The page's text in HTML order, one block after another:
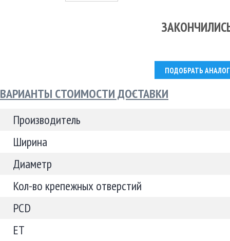
ПОДОБРАТЬ АНАЛОГ
ВАРИАНТЫ СТОИМОСТИ ДОСТАВКИ
Производитель
Ширина
Диаметр
Кол-во крепежных отверстий
PCD
ET